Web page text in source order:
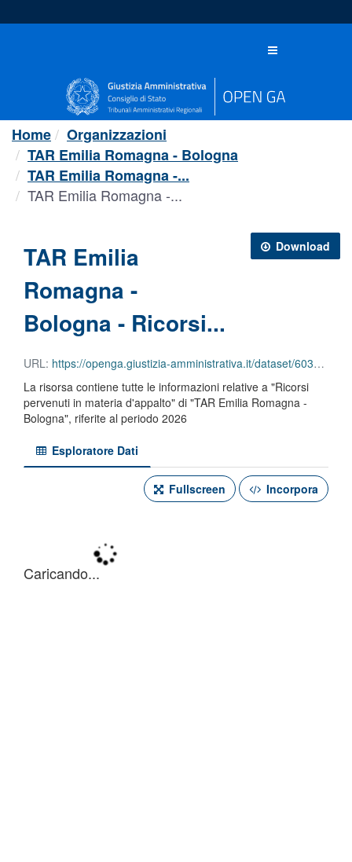
al
Toggle
Home
Organizzazioni
TAR Emilia Romagna - Bologna
TAR Emilia Romagna -...
TAR Emilia Romagna -...
Download
TAR Emilia
Romagna -
Bologna - Ricorsi...
URL: https://openga.giustizia-amministrativa.it/dataset/60310707-6346-4e8b-a3d4-019a9eb64036/resource/4dae6ba4-731a-4959-a893-5fa2e5cdd562/download/tar-emilia-romagna-bologna-ricorsi-pervenuti-in-materia-dappalto-2026.csv
La risorsa contiene tutte le informazioni relative a "Ricorsi
pervenuti in materia d'appalto" di "TAR Emilia Romagna -
Bologna", riferite al periodo 2026
Esploratore Dati
Fullscreen Incorpora